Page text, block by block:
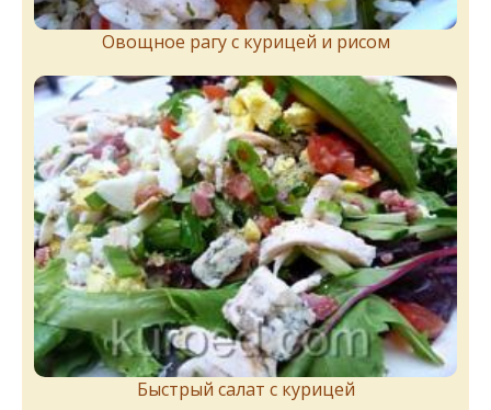
Овощное рагу с курицей и рисом
Быстрый салат с курицей